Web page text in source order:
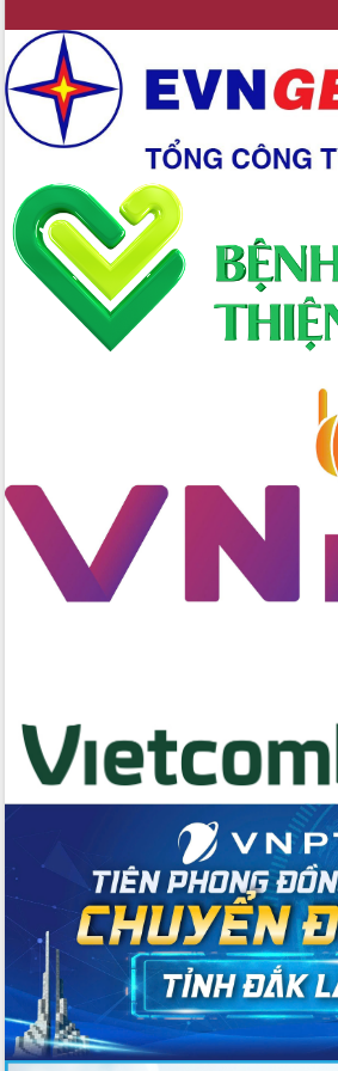
nghiệp Đắk Lắk tăng trưởng bứt phá
Triển khai đồng bộ đo đạc, lập hồ sơ
địa chính, hoàn thiện cơ sở dữ liệu đất
Ứng dụng sinh trắc học - Bước tiến
trong hành trình chuyển đổi số tại Đắk
Lắk
Đắk Lắk nâng cao hiệu quả công tác
Đảng từ Sổ tay đảng viên điện tử
Đắk Lắk đẩy mạnh nuôi biển công
nghệ, hướng tới phát triển thủy sản
bền vững
Tập huấn nâng cao năng lực triển khai
Đẩy mạnh cải cách hành chính, quyết
tâm đạt được mục tiêu tăng trưởng
hai con số trong năm 2026
Tổ chức trang trọng Lễ hội Đền thờ
Lương Văn Chánh năm 2026
số y tế tại Đắk Lắk
Chuyển đổi số thư viện: Mở rộng
không gian tri thức trong thời đại số
Đánh giá, rút kinh nghiệm công tác tổ
chức diễn tập trước ngày bầu cử
Chương trình “Gặp gỡ hữu nghị –
Friendship Meeting New Year 2026”
Bầu cử Quốc hội và HĐND: Cử tri Đắk
Lắk gửi gắm niềm tin, kỳ vọng vào lá
phiếu
Đắk Lắk sẵn sàng các điều kiện cho
Ngày hội bầu cử đại biểu Quốc hội
khóa XVI và HĐND các cấp nhiệm kỳ